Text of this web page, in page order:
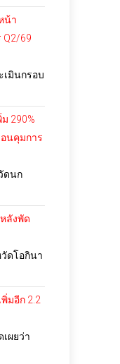
น้า
Q2/69
เมินกรอบ
290%
อนคุมการ
ดนก
ลังพัด
ดโอกินา
มอีก 2.2
ผยว่า